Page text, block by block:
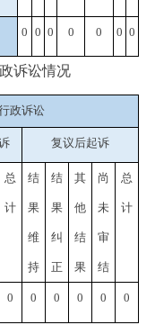
0 0 0 0 0 0 0
诉讼情况
政诉讼
复议后起诉
总
计
结
果
维
持
结
果
纠
正
其
他
结
果
尚
未
审
结
总
计
0 0 0 0 0 0